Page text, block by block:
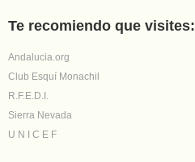
Te recomiendo que visites:
Andalucia.org
Club Esquí Monachil
R.F.E.D.I.
Sierra Nevada
U N I C E F